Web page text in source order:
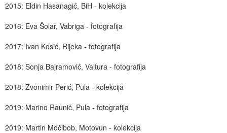
2015: Eldin Hasanagić, BiH - kolekcija
2016: Eva Šolar, Vabriga - fotografija
2017: Ivan Kosić, Rijeka - fotografija
2018: Sonja Bajramović, Valtura - fotografija
2018: Zvonimir Perić, Pula - kolekcija
2019: Marino Raunić, Pula - fotografija
2019: Martin Močibob, Motovun - kolekcija